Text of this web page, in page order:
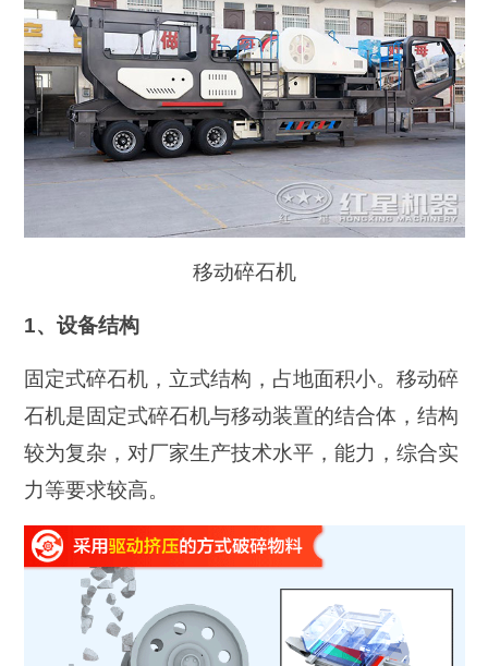
移动碎石机
1、设备结构
固定式碎石机，立式结构，占地面积小。移动碎
石机是固定式碎石机与移动装置的结合体，结构
较为复杂，对厂家生产技术水平，能力，综合实
力等要求较高。